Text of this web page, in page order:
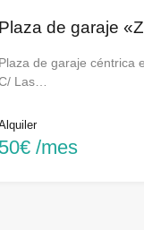
Plaza de garaje
Plaza de garaje céntrica
Las…
50€ /mes